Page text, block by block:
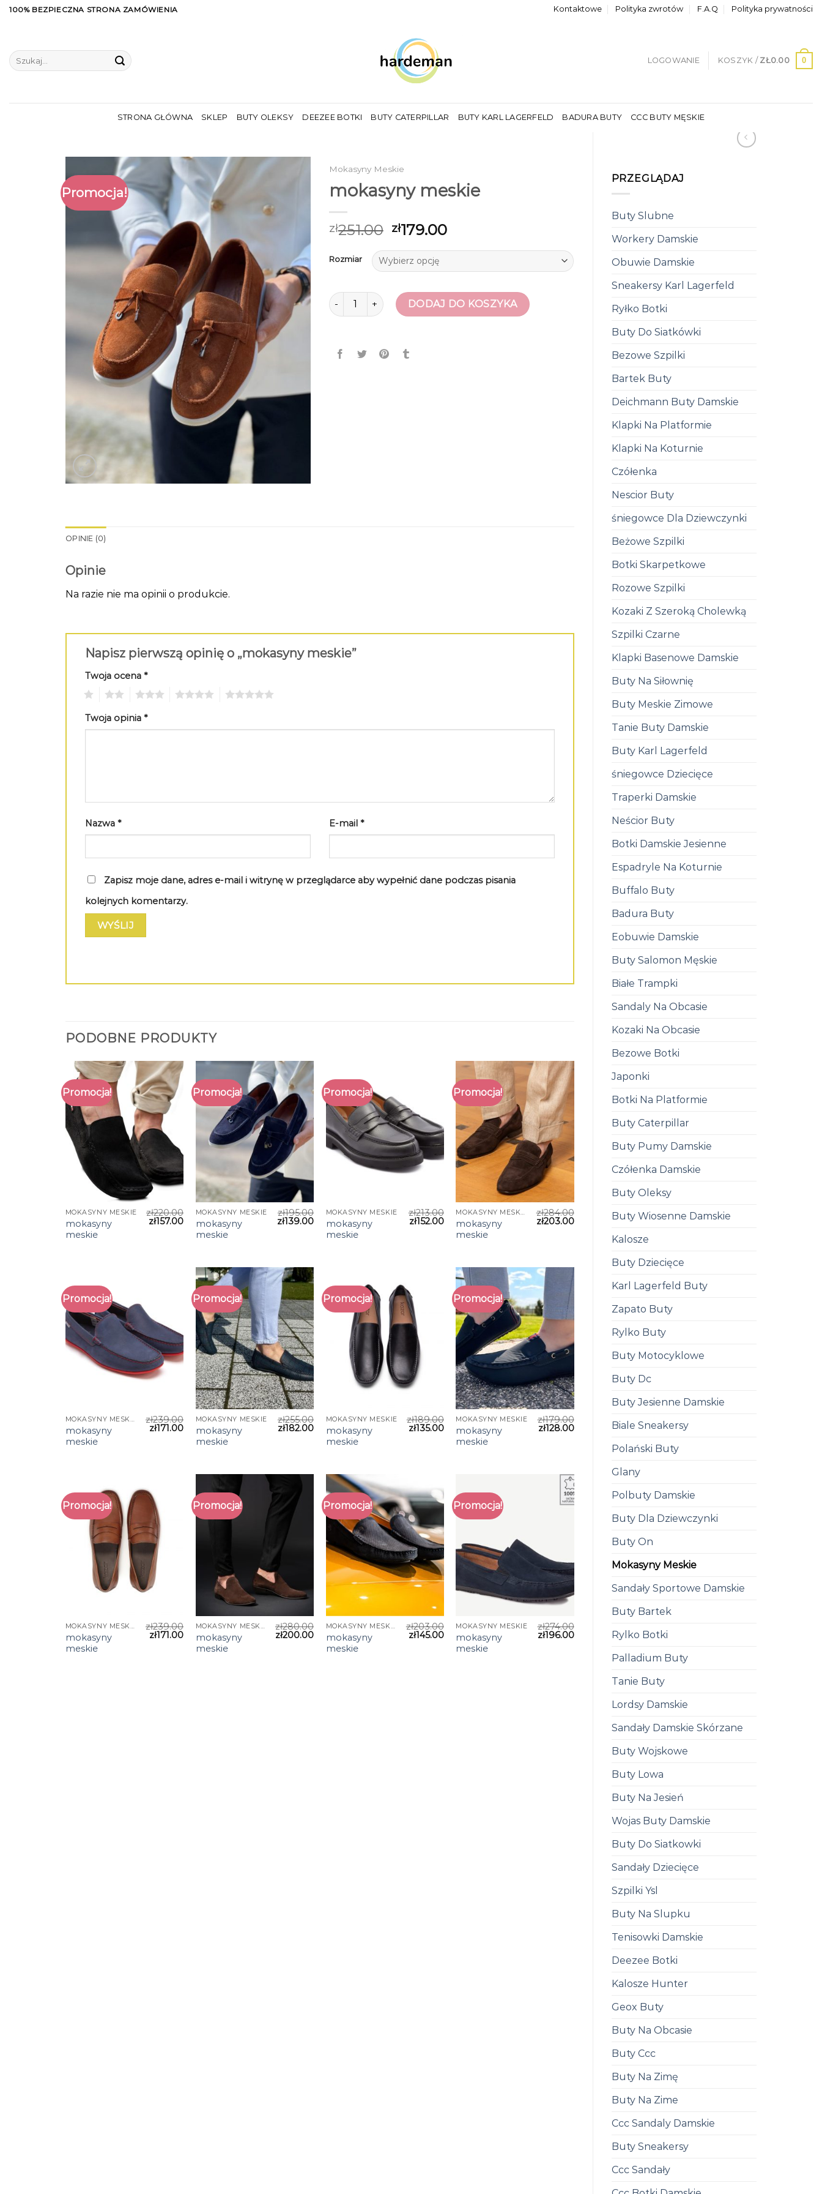
Skip100% BEZPIECZNA STRONA ZAMÓWIENIA Kontaktowe Polityka zwrotów F.A.Q Polityka prywatności
Szukaj:
LOGOWANIE KOSZYK / ZŁ0.00 0
STRONA GŁÓWNA SKLEP BUTY OLEKSY DEEZEE BOTKI BUTY CATERPILLAR BUTY KARL LAGERFELD BADURA BUTY CCC BUTY MĘSKIE
PRZEGLĄDAJ
Buty Slubne
Workery Damskie
Obuwie Damskie
Sneakersy Karl Lagerfeld
Ryłko Botki
Buty Do Siatkówki
Bezowe Szpilki
Bartek Buty
Deichmann Buty Damskie
Klapki Na Platformie
Klapki Na Koturnie
Czółenka
Nescior Buty
śniegowce Dla Dziewczynki
Beżowe Szpilki
Botki Skarpetkowe
Rozowe Szpilki
Kozaki Z Szeroką Cholewką
Szpilki Czarne
Klapki Basenowe Damskie
Buty Na Siłownię
Buty Meskie Zimowe
Tanie Buty Damskie
Buty Karl Lagerfeld
śniegowce Dziecięce
Traperki Damskie
Neścior Buty
Botki Damskie Jesienne
Espadryle Na Koturnie
Buffalo Buty
Badura Buty
Eobuwie Damskie
Buty Salomon Męskie
Białe Trampki
Sandaly Na Obcasie
Kozaki Na Obcasie
Bezowe Botki
Japonki
Botki Na Platformie
Buty Caterpillar
Buty Pumy Damskie
Czółenka Damskie
Buty Oleksy
Buty Wiosenne Damskie
Kalosze
Buty Dziecięce
Karl Lagerfeld Buty
Zapato Buty
Rylko Buty
Buty Motocyklowe
Buty Dc
Buty Jesienne Damskie
Biale Sneakersy
Polański Buty
Glany
Polbuty Damskie
Buty Dla Dziewczynki
Buty On
Mokasyny Meskie
Sandały Sportowe Damskie
Buty Bartek
Rylko Botki
Palladium Buty
Tanie Buty
Lordsy Damskie
Sandały Damskie Skórzane
Buty Wojskowe
Buty Lowa
Buty Na Jesień
Wojas Buty Damskie
Buty Do Siatkowki
Sandały Dziecięce
Szpilki Ysl
Buty Na Slupku
Tenisowki Damskie
Deezee Botki
Kalosze Hunter
Geox Buty
Buty Na Obcasie
Buty Ccc
Buty Na Zimę
Buty Na Zime
Ccc Sandaly Damskie
Buty Sneakersy
Ccc Sandały
Promocja!
Mokasyny Meskie
mokasyny meskie
zł251.00 zł179.00
Rozmiar
ilość mokasyny meskieDODAJ DO KOSZYKA
OPINIE (0)
Opinie
Na razie nie ma opinii o produkcie.
Napisz pierwszą opinię o „mokasyny meskie”
Twoja ocena *
Twoja opinia *
Nazwa * E-mail *
Zapisz moje dane, adres e-mail i witrynę w przeglądarce aby wypełnić dane podczas pisania
kolejnych komentarzy.
PODOBNE PRODUKTY
Promocja!
MOKASYNY MESKIE
mokasyny
meskie
zł220.00
zł157.00
Promocja!
MOKASYNY MESKIE
mokasyny
meskie
zł195.00
zł139.00
Promocja!
MOKASYNY MESKIE
mokasyny
meskie
zł213.00
zł152.00
Promocja!
MOKASYNY MESKIE
mokasyny
meskie
zł284.00
zł203.00
Promocja!
MOKASYNY MESKIE
mokasyny
meskie
zł239.00
zł171.00
Promocja!
MOKASYNY MESKIE
mokasyny
meskie
zł255.00
zł182.00
Promocja!
MOKASYNY MESKIE
mokasyny
meskie
zł189.00
zł135.00
Promocja!
MOKASYNY MESKIE
mokasyny
meskie
zł179.00
zł128.00
Promocja!
MOKASYNY MESKIE
mokasyny
meskie
zł239.00
zł171.00
Promocja!
MOKASYNY MESKIE
mokasyny
meskie
zł280.00
zł200.00
Promocja!
MOKASYNY MESKIE
mokasyny
meskie
zł203.00
zł145.00
Promocja!
MOKASYNY MESKIE
mokasyny
meskie
zł274.00
zł196.00